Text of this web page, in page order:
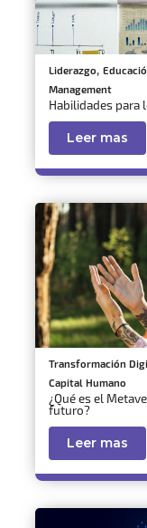
Liderazgo,
Management
Habilidades para
Leer mas
Transformación
Capital Humano
¿Qué es el
futuro?
Leer mas